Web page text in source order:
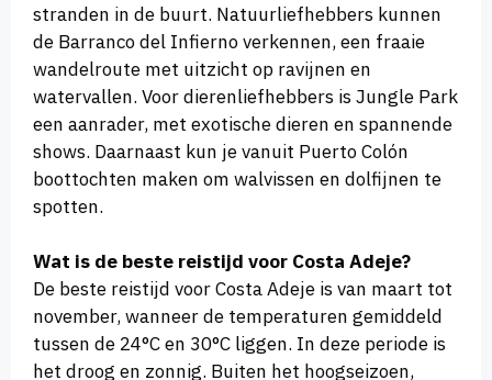
stranden in de buurt. Natuurliefhebbers kunnen
de Barranco del Infierno verkennen, een fraaie
wandelroute met uitzicht op ravijnen en
watervallen. Voor dierenliefhebbers is Jungle Park
een aanrader, met exotische dieren en spannende
shows. Daarnaast kun je vanuit Puerto Colón
boottochten maken om walvissen en dolfijnen te
spotten.
Wat is de beste reistijd voor Costa Adeje?
De beste reistijd voor Costa Adeje is van maart tot
november, wanneer de temperaturen gemiddeld
tussen de 24°C en 30°C liggen. In deze periode is
het droog en zonnig. Buiten het hoogseizoen,